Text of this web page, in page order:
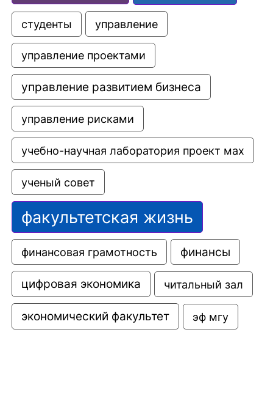
студенты управление
управление проектами
управление развитием бизнеса
управление рисками
учебно-научная лаборатория проект мах
ученый совет
факультетская жизнь
финансовая грамотность финансы
цифровая экономика читальный зал
экономический факультет эф мгу